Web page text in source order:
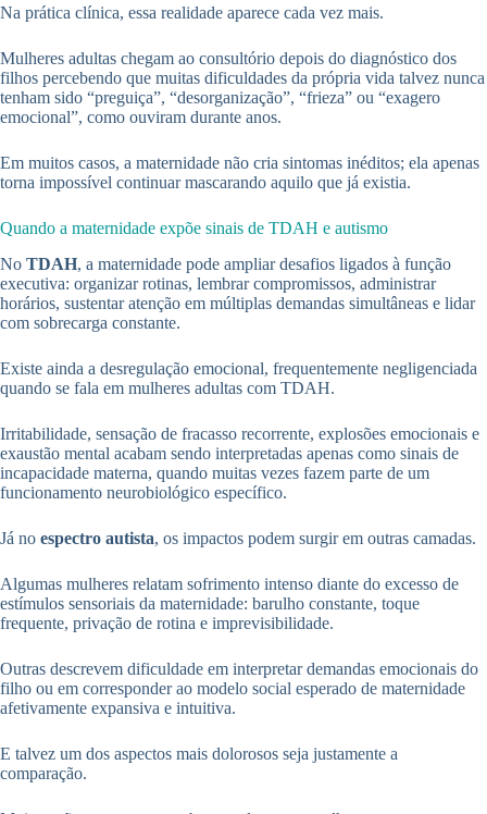
Na prática clínica, essa realidade aparece cada vez mais.
Mulheres adultas chegam ao consultório depois do diagnóstico dos
filhos percebendo que muitas dificuldades da própria vida talvez nunca
tenham sido “preguiça”, “desorganização”, “frieza” ou “exagero
emocional”, como ouviram durante anos.
Em muitos casos, a maternidade não cria sintomas inéditos; ela apenas
torna impossível continuar mascarando aquilo que já existia.
Quando a maternidade expõe sinais de TDAH e autismo
No TDAH, a maternidade pode ampliar desafios ligados à função
executiva: organizar rotinas, lembrar compromissos, administrar
horários, sustentar atenção em múltiplas demandas simultâneas e lidar
com sobrecarga constante.
Existe ainda a desregulação emocional, frequentemente negligenciada
quando se fala em mulheres adultas com TDAH.
Irritabilidade, sensação de fracasso recorrente, explosões emocionais e
exaustão mental acabam sendo interpretadas apenas como sinais de
incapacidade materna, quando muitas vezes fazem parte de um
funcionamento neurobiológico específico.
Já no espectro autista, os impactos podem surgir em outras camadas.
Algumas mulheres relatam sofrimento intenso diante do excesso de
estímulos sensoriais da maternidade: barulho constante, toque
frequente, privação de rotina e imprevisibilidade.
Outras descrevem dificuldade em interpretar demandas emocionais do
filho ou em corresponder ao modelo social esperado de maternidade
afetivamente expansiva e intuitiva.
E talvez um dos aspectos mais dolorosos seja justamente a
comparação.